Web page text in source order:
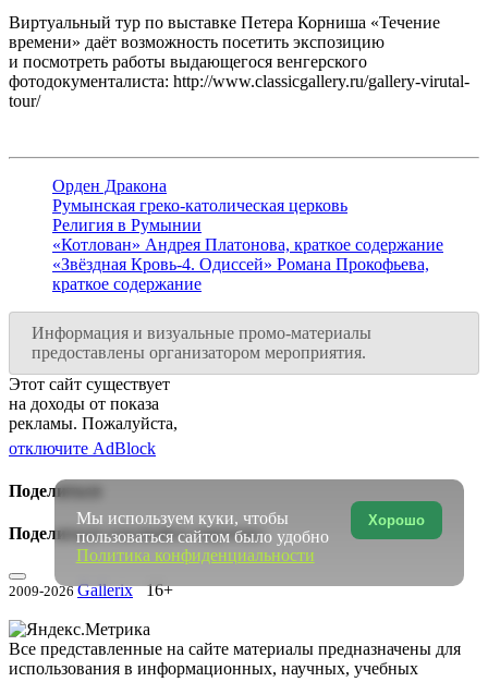
Виртуальный тур по выставке Петера Корниша «Течение
времени» даёт возможность посетить экспозицию
и посмотреть работы выдающегося венгерского
фотодокументалиста: http://www.classicgallery.ru/gallery-virutal-
tour/
Орден Дракона
Румынская греко-католическая церковь
Религия в Румынии
«Котлован» Андрея Платонова, краткое содержание
«Звёздная Кровь-4. Одиссей» Романа Прокофьева,
краткое содержание
Информация и визуальные промо-материалы
предоставлены организатором мероприятия.
Этот сайт существует
на доходы от показа
рекламы. Пожалуйста,
отключите AdBlock
Поделиться
Поделиться ссылкой в соцсетях:
2009-2026Gallerix 16+
Все представленные на сайте материалы предназначены для
использования в информационных, научных, учебных
Хорошо
Мы используем куки, чтобы
пользоваться сайтом было удобно
Политика конфиденциальности